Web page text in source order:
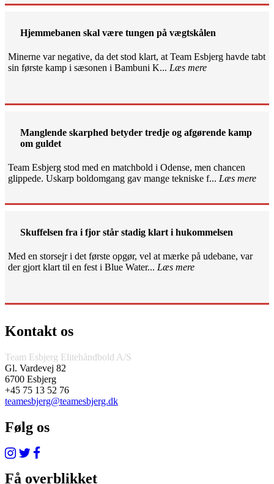
Hjemmebanen skal være tungen på vægtskålen
Minerne var negative, da det stod klart, at Team Esbjerg havde tabt
sin første kamp i sæsonen i Bambuni K... Læs mere
Manglende skarphed betyder tredje og afgørende kamp
om guldet
Team Esbjerg stod med en matchbold i Odense, men chancen
glippede. Uskarp boldomgang gav mange tekniske f... Læs mere
Skuffelsen fra i fjor står stadig klart i hukommelsen
Med en storsejr i det første opgør, vel at mærke på udebane, var
der gjort klart til en fest i Blue Water... Læs mere
Kontakt os
Team Esbjerg Elitehåndbold A/S
Gl. Vardevej 82
6700 Esbjerg
+45 75 13 52 76
teamesbjerg@teamesbjerg.dk
Følg os
Få overblikket